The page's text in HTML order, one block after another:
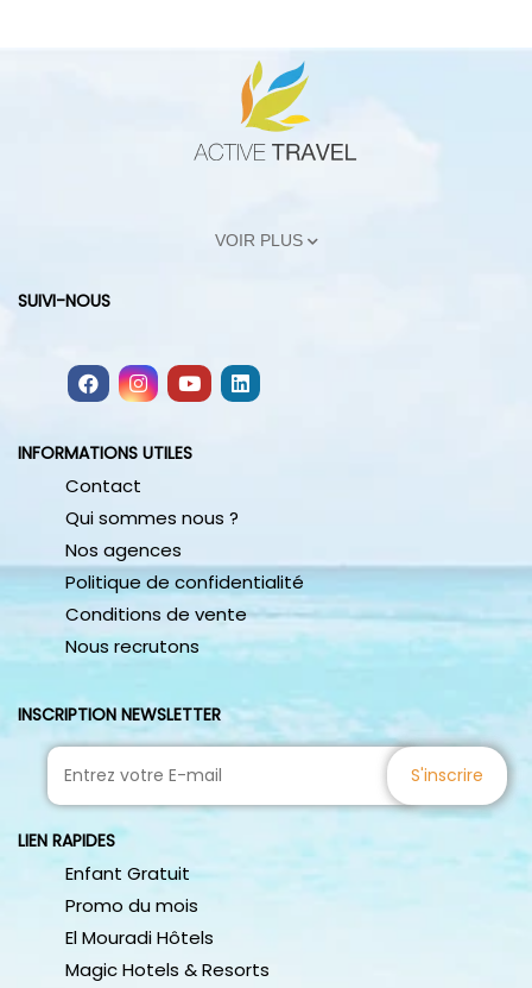
VOIR PLUS
SUIVI-NOUS
INFORMATIONS UTILES
Contact
Qui sommes nous ?
Nos agences
Politique de confidentialité
Conditions de vente
Nous recrutons
INSCRIPTION NEWSLETTER
S'inscrire
LIEN RAPIDES
Enfant Gratuit
Promo du mois
El Mouradi Hôtels
Magic Hotels & Resorts